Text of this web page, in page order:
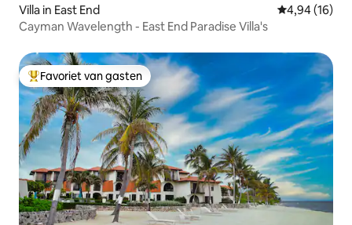
Villa in East End Gemiddelde
4,94 (16)
Cayman Wavelength - East End Paradise Villa's
Topfavoriet van gasten
Favoriet van gasten